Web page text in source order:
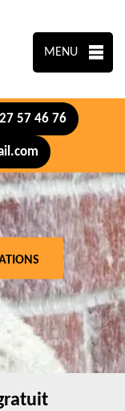
MENU
57 46 76